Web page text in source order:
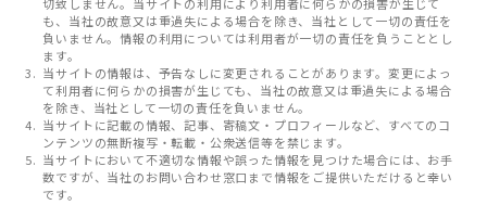
切致しません。当サイトの利用により利用者に何らかの損害が生じて
も、当社の故意又は重過失による場合を除き、当社として一切の責任を
負いません。情報の利用については利用者が一切の責任を負うこととし
ます。
当サイトの情報は、予告なしに変更されることがあります。変更によっ
て利用者に何らかの損害が生じても、当社の故意又は重過失による場合
を除き、当社として一切の責任を負いません。
当サイトに記載の情報、記事、寄稿文・プロフィールなど、すべてのコ
ンテンツの無断複写・転載・公衆送信等を禁じます。
当サイトにおいて不適切な情報や誤った情報を見つけた場合には、お手
数ですが、当社のお問い合わせ窓口まで情報をご提供いただけると幸い
です。